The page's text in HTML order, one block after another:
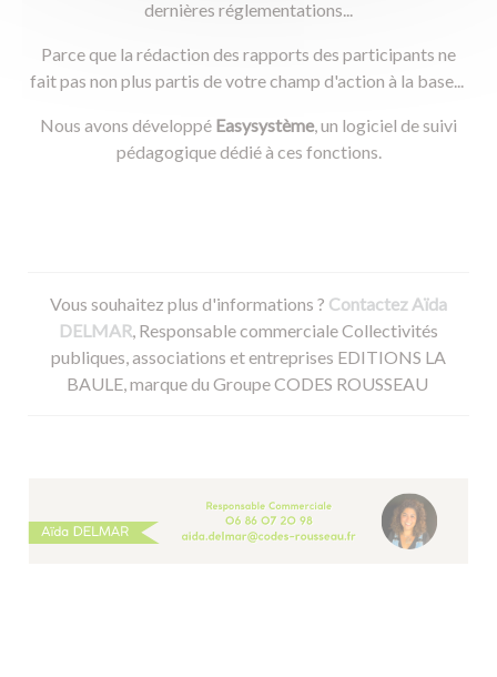
dernières réglementations...
Parce que la rédaction des rapports des participants ne
fait pas non plus partis de votre champ d'action à la base...
Nous avons développé Easysystème, un logiciel de suivi
pédagogique dédié à ces fonctions.
Vous souhaitez plus d'informations ? Contactez Aïda
DELMAR , Responsable commerciale Collectivités
publiques, associations et entreprises EDITIONS LA
BAULE, marque du Groupe CODES ROUSSEAU